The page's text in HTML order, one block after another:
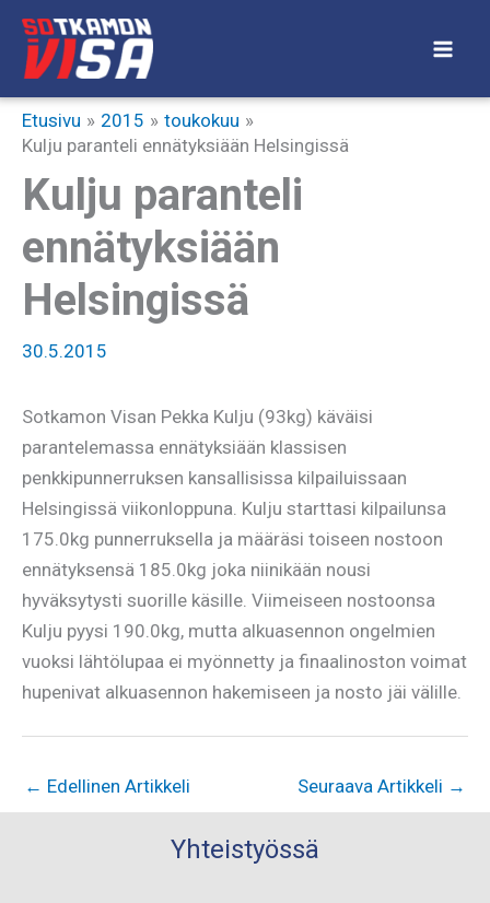
Siirry
sisältöön
Etusivu 2015
toukokuu
Kulju paranteli ennätyksiään Helsingissä
Kulju paranteli
ennätyksiään
Helsingissä
30.5.2015
Sotkamon Visan Pekka Kulju (93kg) käväisi
parantelemassa ennätyksiään klassisen
penkkipunnerruksen kansallisissa kilpailuissaan
Helsingissä viikonloppuna. Kulju starttasi kilpailunsa
175.0kg punnerruksella ja määräsi toiseen nostoon
ennätyksensä 185.0kg joka niinikään nousi
hyväksytysti suorille käsille. Viimeiseen nostoonsa
Kulju pyysi 190.0kg, mutta alkuasennon ongelmien
vuoksi lähtölupaa ei myönnetty ja finaalinoston voimat
hupenivat alkuasennon hakemiseen ja nosto jäi välille.
← Edellinen Artikkeli Seuraava Artikkeli →
Yhteistyössä